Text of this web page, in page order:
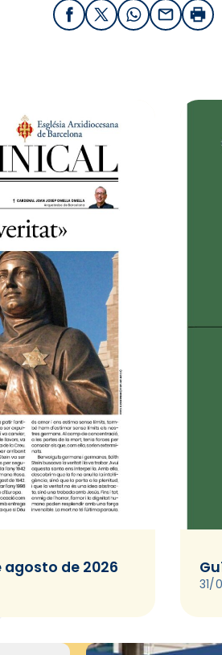
FacebookX / Twitter
WhatsApp
Email
de 2026
31/